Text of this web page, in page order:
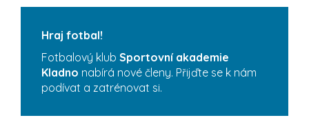
Hraj fotbal!
Fotbalový klub Sportovní akademie
Kladno nabírá nové členy. Přijďte se k nám
podívat a zatrénovat si.